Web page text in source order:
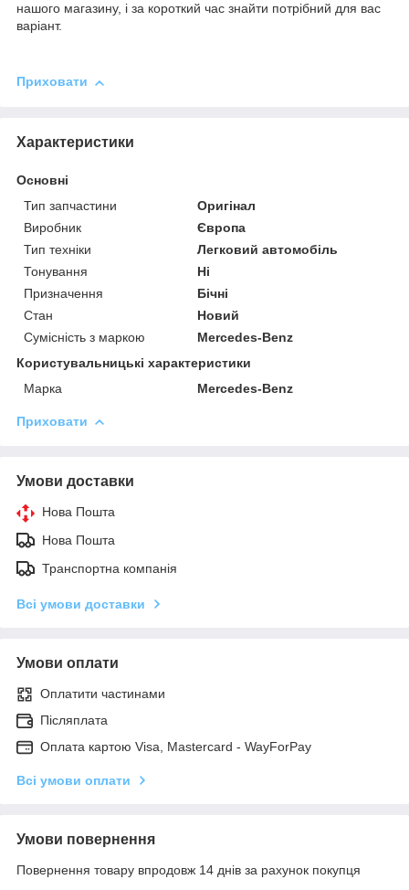
нашого магазину, і за короткий час знайти потрібний для вас
варіант.
Приховати
Характеристики
Основні
Тип запчастини
Оригінал
Виробник
Європа
Тип техніки
Легковий автомобіль
Тонування
Ні
Призначення
Бічні
Стан
Новий
Сумісність з маркою
Mercedes-Benz
Користувальницькі характеристики
Марка
Mercedes-Benz
Приховати
Умови доставки
Нова Пошта
Нова Пошта
Транспортна компанія
Всі умови доставки
Умови оплати
Оплатити частинами
Післяплата
Оплата картою Visa, Mastercard - WayForPay
Всі умови оплати
Умови повернення
Повернення товару впродовж 14 днів за рахунок покупця